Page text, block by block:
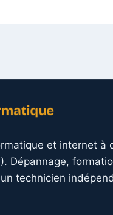
et internet à
Dépannage,
technicien